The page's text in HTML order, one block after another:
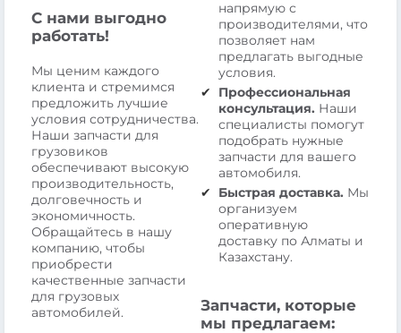
С нами выгодно
работать!
Мы ценим каждого
клиента и стремимся
предложить лучшие
условия сотрудничества.
Наши запчасти для
грузовиков
обеспечивают высокую
производительность,
долговечность и
экономичность.
Обращайтесь в нашу
компанию, чтобы
приобрести
качественные запчасти
для грузовых
автомобилей.
напрямую с
производителями, что
позволяет нам
предлагать выгодные
условия.
Профессиональная
консультация. Наши
специалисты помогут
подобрать нужные
запчасти для вашего
автомобиля.
Быстрая доставка. Мы
организуем
оперативную
доставку по Алматы и
Казахстану.
Запчасти, которые
мы предлагаем: